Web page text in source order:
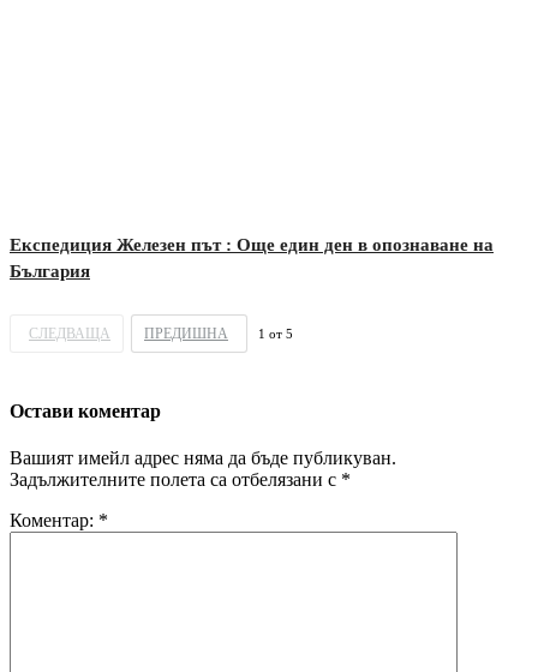
Експедиция Железен път : Още един ден в опознаване на
България
СЛЕДВАЩА ПРЕДИШНА 1 от 5
Остави коментар
Вашият имейл адрес няма да бъде публикуван.
Задължителните полета са отбелязани с *
Коментар: *